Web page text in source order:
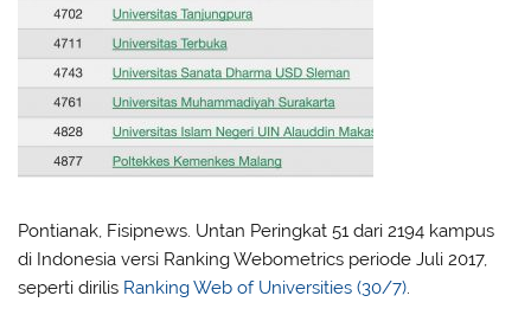
Pontianak, Fisipnews. Untan Peringkat 51 dari 2194 kampus
di Indonesia versi Ranking Webometrics periode Juli 2017,
seperti dirilis Ranking Web of Universities (30/7).